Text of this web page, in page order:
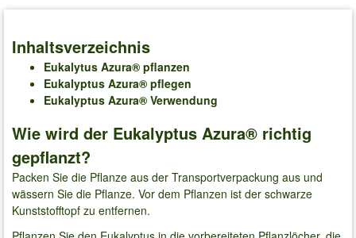
Inhaltsverzeichnis
Eukalytus Azura® pflanzen
Eukalyptus Azura® pflegen
Eukalyptus Azura® Verwendung
Wie wird der Eukalyptus Azura® richtig
gepflanzt?
Packen Sie die Pflanze aus der Transportverpackung aus und
wässern Sie die Pflanze. Vor dem Pflanzen ist der schwarze
Kunststofftopf zu entfernen.